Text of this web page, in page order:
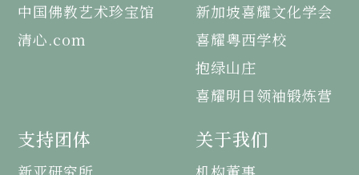
中国佛教艺术珍宝馆
清心.com
新加坡喜耀文化学会
喜耀粤西学校
抱绿山庄
喜耀明日领袖锻炼营
支持团体 关于我们